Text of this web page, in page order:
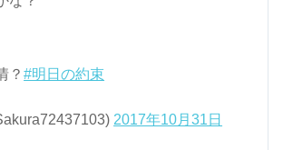
？#明日の約束
2017年10月31日